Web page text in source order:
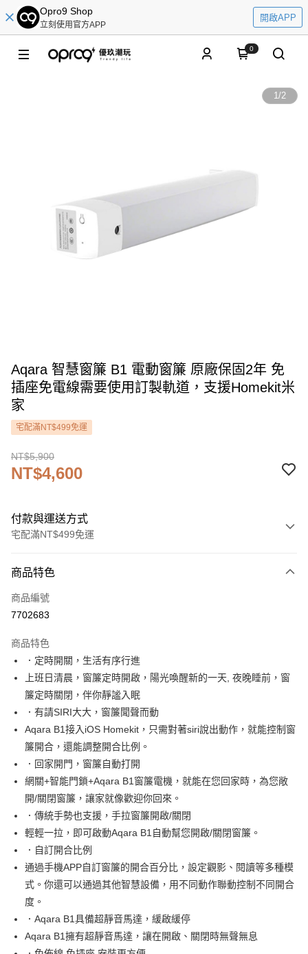
Opro9 Shop
立刻使用官方APP
開啟APP
0
1/2
Aqara 智慧窗簾 B1 電動窗簾 原廠保固2年 免
插座免電線需要使用訂製軌道，支援Homekit米
家
宅配滿NT$499免運
NT$5,900
NT$4,600
付款與運送方式
宅配滿NT$499免運
信用卡一次付款
信用卡分期付款
合作金庫商業銀行
華南商業銀行
上海商業儲蓄銀行
台北富邦商業銀行
國泰世華商業銀行
臺灣中小企業銀行
匯豐（台灣）商業銀行
華泰商業銀行
聯邦商業銀行
遠東國際商業銀行
元大商業銀行
玉山商業銀行
台新國際商業銀行
中國信託商業銀行
台灣樂天信用卡公司
6 期 0 利率 每期
華南商業銀行
彰化商業銀行
上海商業儲蓄銀行
國泰世華商業銀行
臺灣中小企業銀行
台中商業銀行
匯豐（台灣）商業銀行
聯邦商業銀行
元大商業銀行
玉山商業銀行
星展（台灣）商業銀行
台新國際商業銀行
中國信託商業銀行
台灣樂天信用卡公司
12 期 0 利率 每期NT$383
合作金庫商業銀行
上海商業儲蓄銀行
國泰世華商業銀行
兆豐國際商業銀行
臺灣中小企業銀行
匯豐（台灣）商業銀行
聯邦商業銀行
遠東國際商業銀行
元大商業銀行
永豐商業銀行
玉山商業銀行
星展（台灣）商業銀行
台新國際商業銀行
中國信託商業銀行
台灣樂天信用卡公司
LINE Pay
Apple Pay
街口支付
悠遊付
ATM付款
運送方式
宅配
每筆NT$60，滿NT$499(含以上)免運費
商品特色
商品編號
7702683
商品特色
．定時開關，生活有序行進
上班日清晨，窗簾定時開啟，陽光喚醒新的一天, 夜晚睡前，窗
簾定時關閉，伴你靜謐入眠
．有請SIRI大大，窗簾聞聲而動
Aqara B1接入iOS Homekit，只需對著siri說出動作，就能控制窗
簾開合，還能調整開合比例。
．回家開門，窗簾自動打開
網關+智能門鎖+Aqara B1窗簾電機，就能在您回家時，為您敞
開/關閉窗簾，讓家就像歡迎你回來。
．傳統手勢也支援，手拉窗簾開啟/關閉
輕輕一拉，即可啟動Aqara B1自動幫您開啟/關閉窗簾。
．自訂開合比例
通過手機APP自訂窗簾的開合百分比，設定觀影、閱讀等多種模
式。你還可以通過其他智慧設備，用不同動作聯動控制不同開合
度。
．Aqara B1具備超靜音馬達，緩啟緩停
Aqara B1擁有超靜音馬達，讓在開啟、關閉時無聲無息